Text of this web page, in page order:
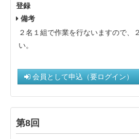
登録
備考
２名１組で作業を行ないますので、
い。
会員として申込（要ログイン）
第8回